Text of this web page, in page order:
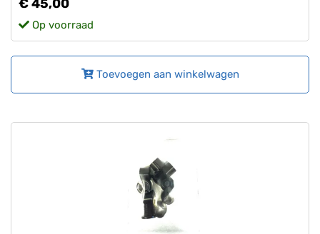
€ 45,00
Op voorraad
Toevoegen aan winkelwagen